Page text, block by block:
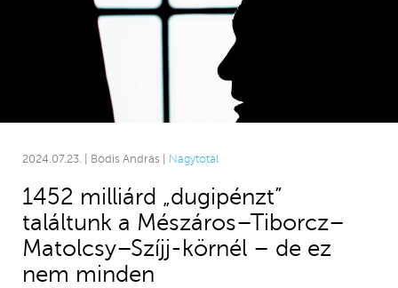
2024.07.23. | Bódis András | Nagytotál
1452 milliárd „dugipénzt”
találtunk a Mészáros–Tiborcz–
Matolcsy–Szíjj-körnél – de ez
nem minden